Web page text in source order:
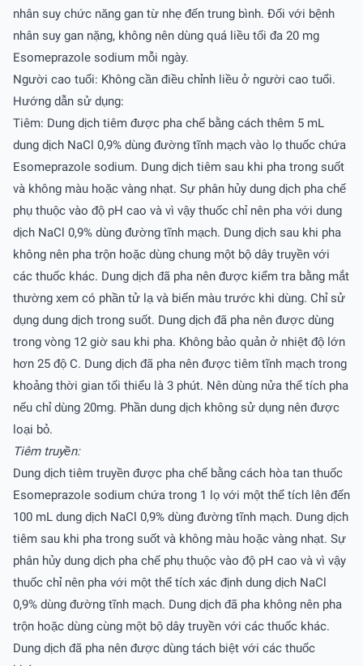
nhân suy chức năng gan từ nhẹ đến trung bình. Ðối với bệnh
nhân suy gan nặng, không nên dùng quá liều tối đa 20 mg
Esomeprazole sodium mỗi ngày.
Người cao tuổi: Không cần điều chỉnh liều ở người cao tuổi.
Hướng dẫn sử dụng:
Tiêm: Dung dịch tiêm được pha chế bằng cách thêm 5 mL
dung dịch NaCl 0,9% dùng đường tĩnh mạch vào lọ thuốc chứa
Esomeprazole sodium. Dung dịch tiêm sau khi pha trong suốt
và không màu hoặc vàng nhạt. Sự phân hủy dung dịch pha chế
phụ thuộc vào độ pH cao và vì vậy thuốc chỉ nên pha với dung
dịch NaCl 0,9% dùng đường tĩnh mạch. Dung dịch sau khi pha
không nên pha trộn hoặc dùng chung một bộ dây truyền với
các thuốc khác. Dung dịch đã pha nên được kiểm tra bằng mắt
thường xem có phần tử lạ và biến màu trước khi dùng. Chỉ sử
dụng dung dịch trong suốt. Dung dịch đã pha nên được dùng
trong vòng 12 giờ sau khi pha. Không bảo quản ở nhiệt độ lớn
hơn 25 độ C. Dung dịch đã pha nên được tiêm tĩnh mạch trong
khoảng thời gian tối thiểu là 3 phút. Nên dùng nửa thể tích pha
nếu chỉ dùng 20mg. Phần dung dịch không sử dụng nên được
loại bỏ.
Tiêm truyền:
Dung dịch tiêm truyền được pha chế bằng cách hòa tan thuốc
Esomeprazole sodium chứa trong 1 lọ với một thể tích lên đến
100 mL dung dịch NaCl 0,9% dùng đường tĩnh mạch. Dung dịch
tiêm sau khi pha trong suốt và không màu hoặc vàng nhạt. Sự
phân hủy dung dịch pha chế phụ thuộc vào độ pH cao và vì vậy
thuốc chỉ nên pha với một thể tích xác định dung dịch NaCl
0,9% dùng đường tĩnh mạch. Dung dịch đã pha không nên pha
trộn hoặc dùng cùng một bộ dây truyền với các thuốc khác.
Dung dịch đã pha nên được dùng tách biệt với các thuốc